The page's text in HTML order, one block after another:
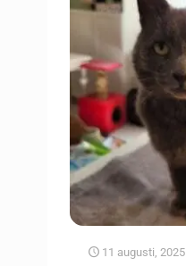
11 augusti, 2025